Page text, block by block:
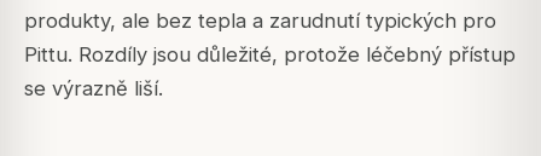
produkty, ale bez tepla a zarudnutí typických pro
Pittu. Rozdíly jsou důležité, protože léčebný přístup
se výrazně liší.